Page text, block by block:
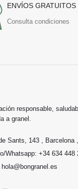
ENVÍOS GRATUITOS
Consulta condiciones
responsable,
a granel.
Sants, 143 , Barcelona
Whatsapp: +34 634 448